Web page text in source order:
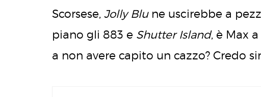
Scorsese, Jolly Blu ne uscirebbe a
piano gli 883 e Shutter Island, è Max
a non avere capito un cazzo? Credo